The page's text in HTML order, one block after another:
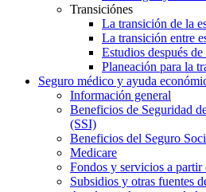
Transiciónes
La transición de la
La transición entre
Estudios después
Planeación para la
Seguro médico y ayuda
Información general
Beneficios de Seguridad
(SSI)
Beneficios del Seguro
Medicare
Fondos y servicios a partir
Subsidios y otras fuentes